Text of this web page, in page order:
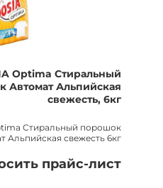
Optima Стиральный
Автомат Альпийская
свежесть, 6кг
Стиральный порошок
Альпийская свежесть 6кг
прайс-лист